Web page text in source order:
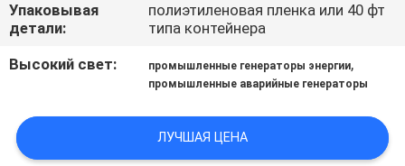
СПРОСИТЕ
ЦИТАТУ
КАРТА
САЙТА
Упаковывая
детали:
полиэтиленовая пленка или 40 фт
типа контейнера
Высокий свет:
промышленные генераторы энергии,
промышленные аварийные генераторы
ЛУЧШАЯ ЦЕНА